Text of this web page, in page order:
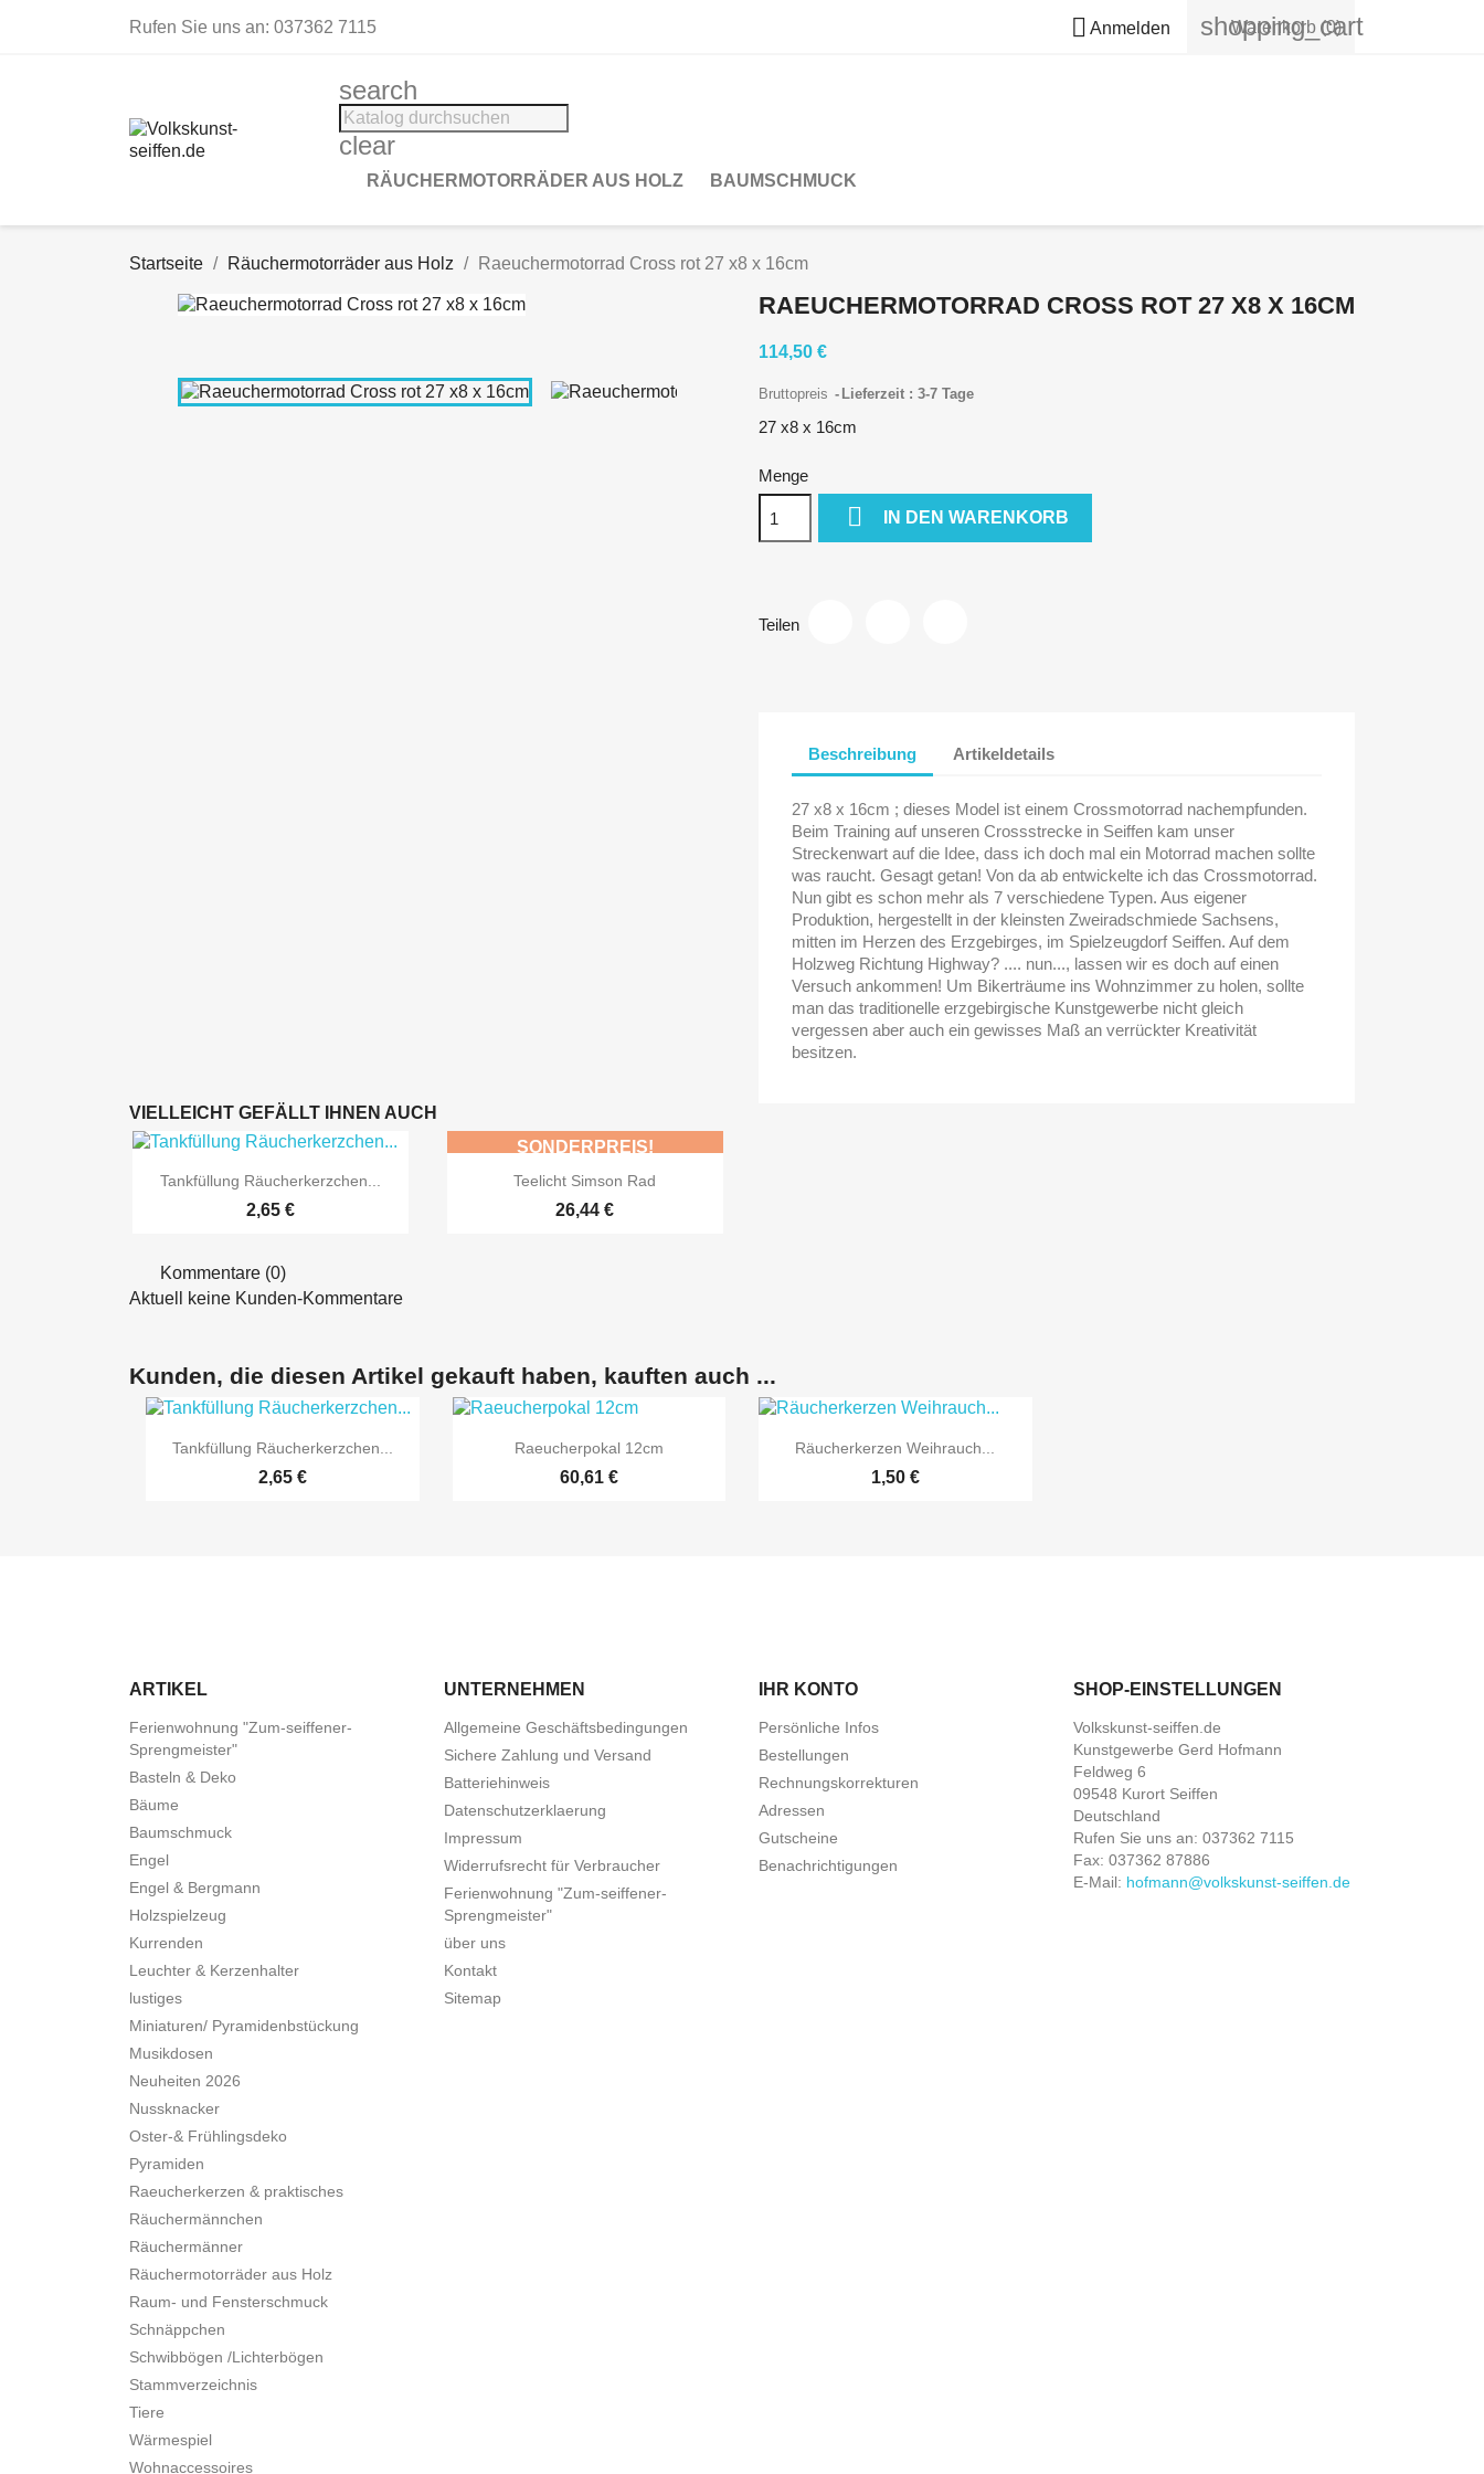
Rufen Sie uns an: 037362 7115  Anmelden shopping_cart
Warenkorb (0)
search
clear
RÄUCHERMOTORRÄDER AUS HOLZ BAUMSCHMUCK
Startseite Räuchermotorräder aus Holz Raeuchermotorrad Cross rot 27 x8 x 16cm
RAEUCHERMOTORRAD CROSS ROT 27 X8 X 16CM
114,50 €
Bruttopreis Lieferzeit : 3-7 Tage
27 x8 x 16cm
Menge
 IN DEN WARENKORB
Teilen
Beschreibung Artikeldetails
27 x8 x 16cm ; dieses Model ist einem Crossmotorrad nachempfunden.
Beim Training auf unseren Crossstrecke in Seiffen kam unser
Streckenwart auf die Idee, dass ich doch mal ein Motorrad machen sollte
was raucht. Gesagt getan! Von da ab entwickelte ich das Crossmotorrad.
Nun gibt es schon mehr als 7 verschiedene Typen. Aus eigener
Produktion, hergestellt in der kleinsten Zweiradschmiede Sachsens,
mitten im Herzen des Erzgebirges, im Spielzeugdorf Seiffen. Auf dem
Holzweg Richtung Highway? .... nun..., lassen wir es doch auf einen
Versuch ankommen! Um Bikerträume ins Wohnzimmer zu holen, sollte
man das traditionelle erzgebirgische Kunstgewerbe nicht gleich
vergessen aber auch ein gewisses Maß an verrückter Kreativität
besitzen.
VIELLEICHT GEFÄLLT IHNEN AUCH
 Vorschau
Tankfüllung Räucherkerzchen...
2,65 €
 Vorschau
Teelicht Simson Rad
26,44 €
SONDERPREIS!
Kommentare (0)
Aktuell keine Kunden-Kommentare
Kunden, die diesen Artikel gekauft haben, kauften auch ...
 Vorschau
Tankfüllung Räucherkerzchen...
2,65 €
 Vorschau
Raeucherpokal 12cm
60,61 €
 Vorschau
Räucherkerzen Weihrauch...
1,50 €
ARTIKEL
Ferienwohnung "Zum-seiffener-
Sprengmeister"
Basteln & Deko
Bäume
Baumschmuck
Engel
Engel & Bergmann
Holzspielzeug
Kurrenden
Leuchter & Kerzenhalter
lustiges
Miniaturen/ Pyramidenbstückung
Musikdosen
Neuheiten 2026
Nussknacker
Oster-& Frühlingsdeko
Pyramiden
Raeucherkerzen & praktisches
Räuchermännchen
Räuchermänner
Räuchermotorräder aus Holz
Raum- und Fensterschmuck
Schnäppchen
Schwibbögen /Lichterbögen
Stammverzeichnis
Tiere
Wärmespiel
Wohnaccessoires
UNTERNEHMEN
Allgemeine Geschäftsbedingungen
Sichere Zahlung und Versand
Batteriehinweis
Datenschutzerklaerung
Impressum
Widerrufsrecht für Verbraucher
Ferienwohnung "Zum-seiffener-
Sprengmeister"
über uns
Kontakt
Sitemap
IHR KONTO
Persönliche Infos
Bestellungen
Rechnungskorrekturen
Adressen
Gutscheine
Benachrichtigungen
SHOP-EINSTELLUNGEN
Volkskunst-seiffen.de
Kunstgewerbe Gerd Hofmann
Feldweg 6
09548 Kurort Seiffen
Deutschland
Rufen Sie uns an: 037362 7115
Fax: 037362 87886
E-Mail: hofmann@volkskunst-seiffen.de